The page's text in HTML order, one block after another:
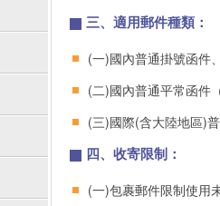
三、適用郵件種類：
(一)國內普通掛號函件
(二)國內普通平常函件
(三)國際(含大陸地區)
四、收寄限制：
(一)包裹郵件限制使用